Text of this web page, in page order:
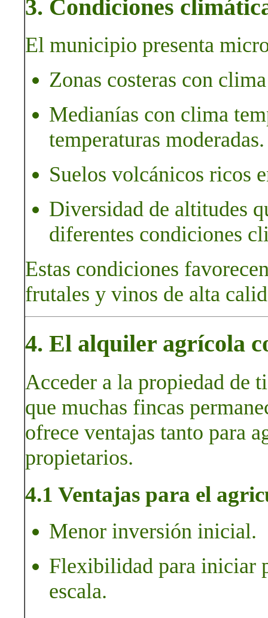
3. Condiciones
El municipio presenta
Zonas costeras con
Medianías con clima
temperaturas moderadas.
Suelos volcánicos ricos
Diversidad de altitudes
diferentes condiciones
Estas condiciones
frutales y vinos de alta
4. El alquiler agrícola
Acceder a la propiedad de
que muchas fincas
ofrece ventajas tanto para
propietarios.
4.1 Ventajas para el
Menor inversión inicial.
Flexibilidad para iniciar
escala.